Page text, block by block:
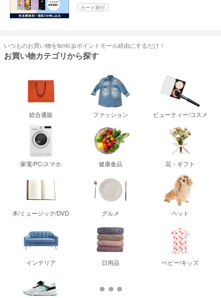
カード発行
いつものお買い物をtenki.jpポイントモール経由にするだけ！
お買い物カテゴリから探す
総合通販 ファッション ビューティー/コスメ
家電/PC/スマホ 健康食品 花・ギフト
本/ミュージック/DVD グルメ ペット
インテリア 日用品 ベビー/キッズ